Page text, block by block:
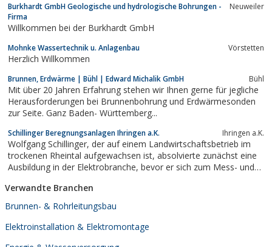
Burkhardt GmbH Geologische und hydrologische Bohrungen -
Firma
Neuweiler
Willkommen bei der Burkhardt GmbH
Mohnke Wassertechnik u. Anlagenbau Vörstetten
Herzlich Willkommen
Brunnen, Erdwärme | Bühl | Edward Michalik GmbH Bühl
Mit über 20 Jahren Erfahrung stehen wir Ihnen gerne für jegliche
Herausforderungen bei Brunnenbohrung und Erdwärmesonden
zur Seite. Ganz Baden- Württemberg...
Schillinger Beregnungsanlagen Ihringen a.K. Ihringen a.K.
Wolfgang Schillinger, der auf einem Landwirtschaftsbetrieb im
trockenen Rheintal aufgewachsen ist, absolvierte zunächst eine
Ausbildung in der Elektrobranche, bevor er sich zum Mess- und
den Bereichen Landmaschinen-, Schlosserei-, Sanitär-, und
Elektrotechnik....
Verwandte Branchen
Brunnen- & Rohrleitungsbau
Elektroinstallation & Elektromontage